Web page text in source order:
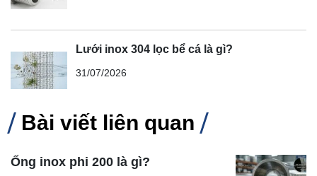
Lưới inox 304 lọc bể cá là gì?
31/07/2026
Bài viết liên quan
Ống inox phi 200 là gì?